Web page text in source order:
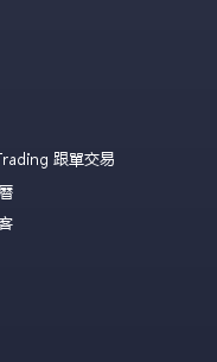
跟單交易